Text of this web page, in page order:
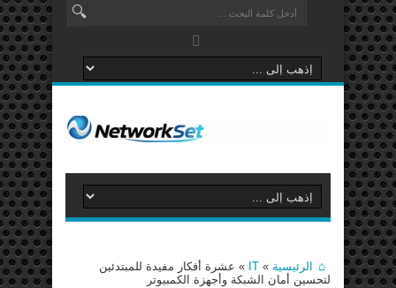
الرئيسية »
IT
» عشرة أفكار مفيدة للمبتدئين
لتحسين أمان الشبكة وأجهزة الكمبيوتر